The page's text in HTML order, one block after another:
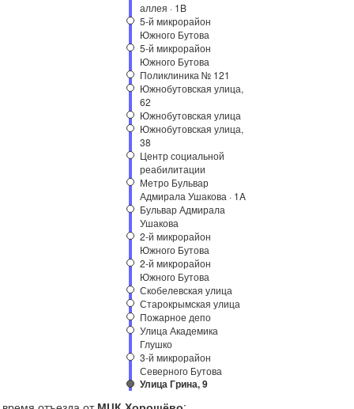
аллея · 1B
5-й микрорайон
Южного Бутова
5-й микрорайон
Южного Бутова
Поликлиника № 121
Южнобутовская улица,
62
Южнобутовская улица
Южнобутовская улица,
38
Центр социальной
реабилитации
Метро Бульвар
Адмирала Ушакова · 1A
Бульвар Адмирала
Ушакова
2-й микрорайон
Южного Бутова
2-й микрорайон
Южного Бутова
Скобелевская улица
Старокрымская улица
Пожарное депо
Улица Академика
Глушко
3-й микрорайон
Северного Бутова
Улица Грина, 9